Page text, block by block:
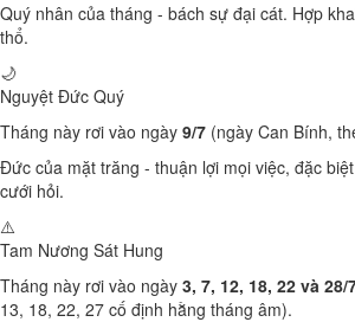
Quý nhân của tháng - bách sự đại cát. Hợp
thổ.
🌙
Nguyệt Đức Quý
Tháng này rơi vào ngày 9/7 (ngày Can Bính,
Đức của mặt trăng - thuận lợi mọi việc, đặc
cưới hỏi.
⚠️
Tam Nương Sát Hung
Tháng này rơi vào ngày 3, 7, 12, 18, 22 và 28/
13, 18, 22, 27 cố định hằng tháng âm).